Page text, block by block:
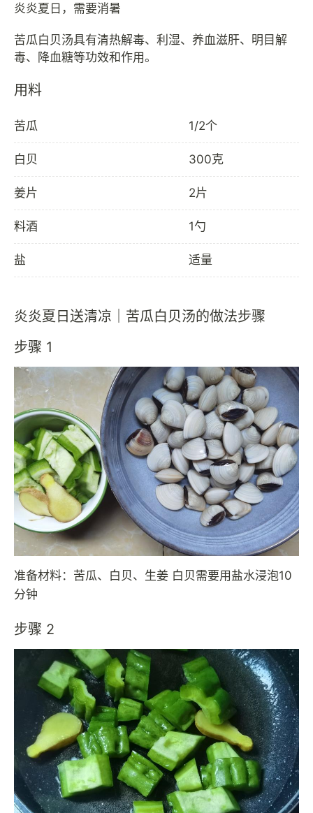
炎炎夏日，需要消暑
苦瓜白贝汤具有清热解毒、利湿、养血滋肝、明目解
用料
苦瓜 1/2个
白贝 300克
姜片 2片
料酒 1勺
盐 适量
炎炎夏日送清凉｜苦瓜白贝汤的做法步骤
步骤 1
准备材料：苦瓜、白贝、生姜 白贝需要用盐水浸泡10
分钟
步骤 2